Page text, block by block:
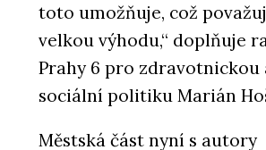
toto umožňuje, což
velkou výhodu,“ doplňuje
Prahy 6 pro zdravotnickou
sociální politiku Marián
Městská část nyní s autory